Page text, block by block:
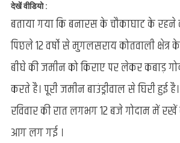
देखें वीडियो :
बताया गया कि बनारस के चौकाघाट के रहने
पिछले 12 वर्षो से मुगलसराय कोतवाली
बीघे की जमीन को किराए पर लेकर कबाड़
करते है। पूरी जमीन बाउंड्रीवाल से घिरी हुई
रविवार की रात लगभग 12 बजे गोदाम में
आग लग गई ।